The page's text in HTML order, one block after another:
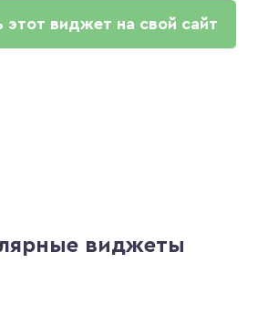
этот виджет на свой сайт
виджеты